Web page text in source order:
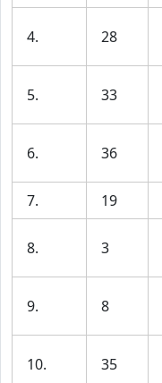
4. 28
5. 33
6. 36
7. 19
8. 3
9. 8
10. 35